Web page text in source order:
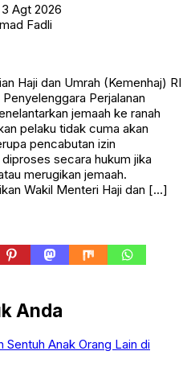
Agt 2026
Fadli
Haji dan Umrah (Kemenhaj) RI
Perjalanan
jemaah ke ranah
pelaku tidak cuma akan
pencabutan izin
secara hukum jika
merugikan jemaah.
Wakil Menteri Haji dan […]
Anda